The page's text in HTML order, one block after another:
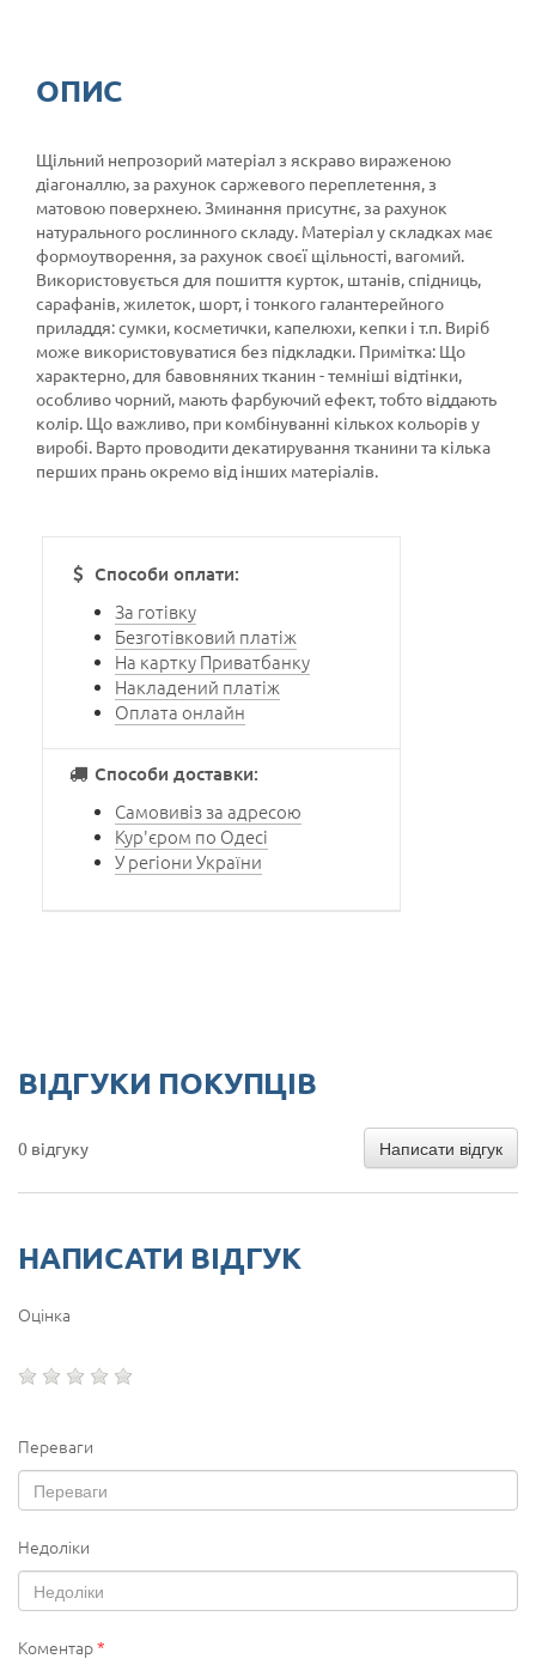
ОПИС
Щільний непрозорий матеріал з яскраво вираженою
діагоналлю, за рахунок саржевого переплетення, з
матовою поверхнею. Зминання присутнє, за рахунок
натурального рослинного складу. Матеріал у складках має
формоутворення, за рахунок своєї щільності, вагомий.
Використовується для пошиття курток, штанів, спідниць,
сарафанів, жилеток, шорт, і тонкого галантерейного
приладдя: сумки, косметички, капелюхи, кепки і т.п. Виріб
може використовуватися без підкладки. Примітка: Що
характерно, для бавовняних тканин - темніші відтінки,
особливо чорний, мають фарбуючий ефект, тобто віддають
колір. Що важливо, при комбінуванні кількох кольорів у
виробі. Варто проводити декатирування тканини та кілька
перших прань окремо від інших матеріалів.
Способи оплати:
За готівку
Безготівковий платіж
На картку Приватбанку
Накладений платіж
Оплата онлайн
Способи доставки:
Самовивіз за адресою
Кур'єром по Одесі
У регіони України
ВІДГУКИ ПОКУПЦІВ
0 відгуку Написати відгук
НАПИСАТИ ВІДГУК
Оцінка
Переваги
Недоліки
Коментар*